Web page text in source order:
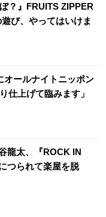
？』FRUITS ZIPPER
び、やってはいけま
オールナイトニッポン
仕上げて臨みます」
龍太、『ROCK IN
つられて楽屋を脱